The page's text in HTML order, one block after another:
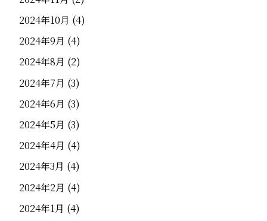
2024年10月 (4)
2024年9月 (4)
2024年8月 (2)
2024年7月 (3)
2024年6月 (3)
2024年5月 (3)
2024年4月 (4)
2024年3月 (4)
2024年2月 (4)
2024年1月 (4)